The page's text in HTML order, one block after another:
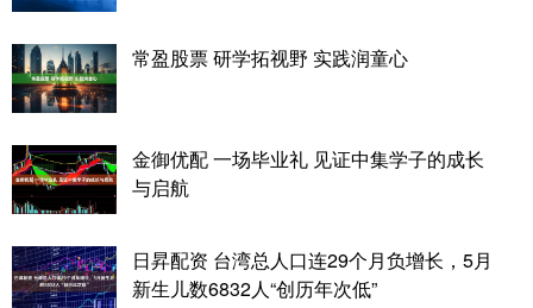
常盈股票 研学拓视野 实践润童心
金御优配 一场毕业礼 见证中集学子的成长
与启航
日昇配资 台湾总人口连29个月负增长，5月
新生儿数6832人“创历年次低”